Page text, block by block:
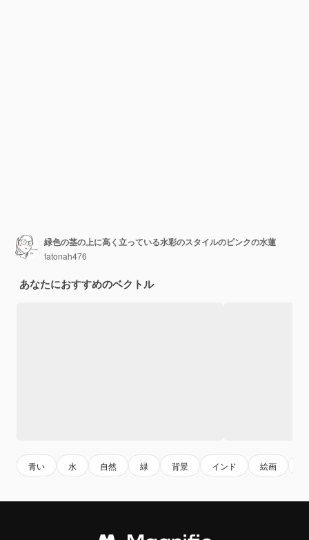
緑色の茎の上に高く立っている水彩のスタイルのピンクの水蓮
fatonah476
あなたにおすすめのベクトル
青い 水 自然 緑 背景 インド 絵画